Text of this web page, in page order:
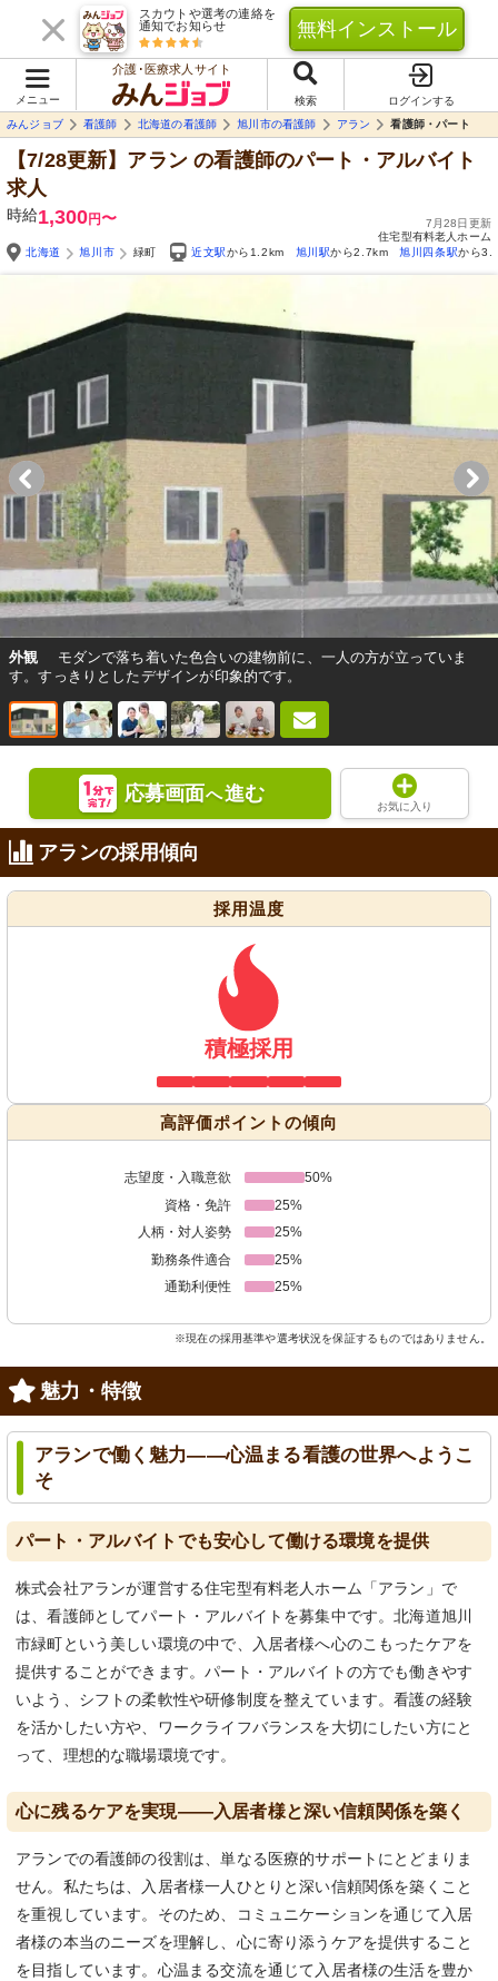
スカウトや選考の連絡を
通知でお知らせ
無料インストール
メニュー
介護･医療求人サイト
検索
ログインする
みんジョブ
看護師 北海道の看護師 旭川市の看護師 アラン 看護師・パート
【7/28更新】アランの看護師のパート・アルバイト
求人
時給1,300円〜
7月28日更新
住宅型有料老人ホーム
北海道
旭川市 緑町 近文駅から1.2km 旭川駅から2.7km 旭川四条駅から
外観
モダンで落ち着いた色合いの建物前に、一人の方が立っていま
す。すっきりとしたデザインが印象的です。
応募画面へ進む
お気に入り
アランの採用傾向
採用温度
積極採用
高評価ポイントの傾向
志望度・入職意欲
50%
資格・免許
25%
人柄・対人姿勢
25%
勤務条件適合
25%
通勤利便性
25%
※現在の採用基準や選考状況を保証するものではありません。
魅力・特徴
アランで働く魅力――心温まる看護の世界へようこ
そ
パート・アルバイトでも安心して働ける環境を提供
株式会社アランが運営する住宅型有料老人ホーム「アラン」で
は、看護師としてパート・アルバイトを募集中です。北海道旭川
市緑町という美しい環境の中で、入居者様へ心のこもったケアを
提供することができます。パート・アルバイトの方でも働きやす
いよう、シフトの柔軟性や研修制度を整えています。看護の経験
を活かしたい方や、ワークライフバランスを大切にしたい方にと
って、理想的な職場環境です。
心に残るケアを実現――入居者様と深い信頼関係を築く
アランでの看護師の役割は、単なる医療的サポートにとどまりま
せん。私たちは、入居者様一人ひとりと深い信頼関係を築くこと
を重視しています。そのため、コミュニケーションを通じて入居
者様の本当のニーズを理解し、心に寄り添うケアを提供すること
を目指しています。心温まる交流を通じて入居者様の生活を豊か